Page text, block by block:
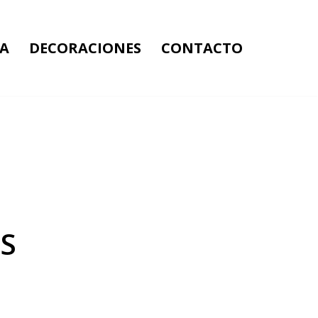
DECORACIONES CONTACTO